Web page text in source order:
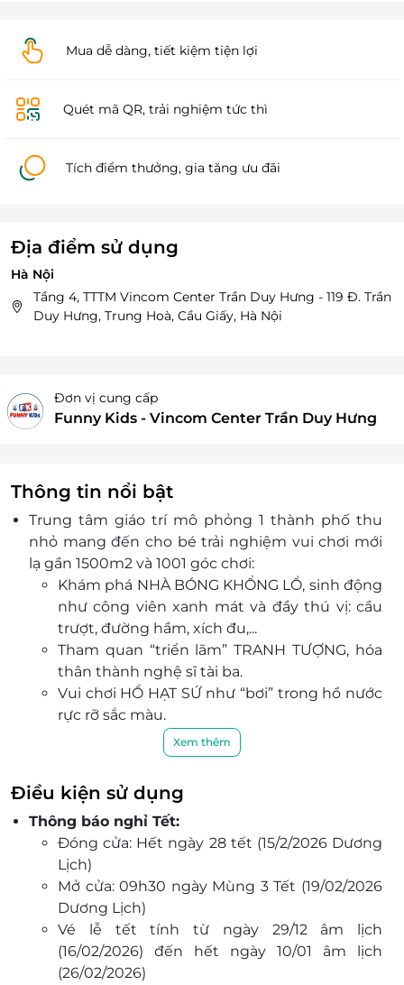
Mua dễ dàng, tiết kiệm tiện lợi
Quét mã QR, trải nghiệm tức thì
Tích điểm thưởng, gia tăng ưu đãi
Địa điểm sử dụng
Hà Nội
Tầng 4, TTTM Vincom Center Trần Duy Hưng - 119 Đ. Trần
Duy Hưng, Trung Hoà, Cầu Giấy, Hà Nội
Đơn vị cung cấp
Funny Kids - Vincom Center Trần Duy Hưng
Thông tin nổi bật
Trung tâm giáo trí mô phỏng 1 thành phố thu
nhỏ mang đến cho bé trải nghiệm vui chơi mới
lạ gần 1500m2 và 1001 góc chơi:
Khám phá NHÀ BÓNG KHỔNG LỒ, sinh động
như công viên xanh mát và đầy thú vị: cầu
trượt, đường hầm, xích đu,...
Tham quan “triển lãm” TRANH TƯỢNG, hóa
thân thành nghệ sĩ tài ba.
Vui chơi HỒ HẠT SỨ như “bơi” trong hồ nước
rực rỡ sắc màu.
Trải nghiệm “cao tốc” ZIPLINE, TRAMPOLINE
hiện đại và siêu năng động.
Thỏa sức sáng tạo trong “công trường LEGO”
của những kỹ sư xuất sắc.
Góc NINJA COURSE với liên hoàn thử thách
rèn luyện sức bền.
Chill Chill Garden Coffee ”Bé chơi - mẹ chill” -
Bé vui chơi, mẹ thảnh thơi tận hưởng.
N+1 đồ chơi thú vị khác: xe chòi, đu quay, búp
bê, khủng long, đồ chơi bác sĩ, cảnh sát, công
an,...
Ngoài ra, các “công dân nhí” còn có thể tham gia
Xem thêm
Điều kiện sử dụng
Thông báo nghỉ Tết:
Đóng cửa: Hết ngày 28 tết (15/2/2026 Dương
Lịch)
Mở cửa: 09h30 ngày Mùng 3 Tết (19/02/2026
Dương Lịch)
Vé lễ tết tính từ ngày 29/12 âm lịch
(16/02/2026) đến hết ngày 10/01 âm lịch
(26/02/2026)